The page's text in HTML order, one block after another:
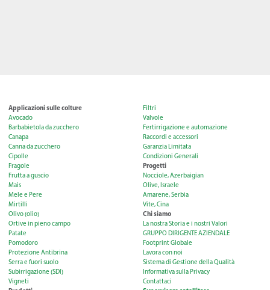
Applicazioni sulle colture
Avocado
Barbabietola da zucchero
Canapa
Canna da zucchero
Cipolle
Fragole
Frutta a guscio
Mais
Mele e Pere
Mirtilli
Olivo (olio)
Ortive in pieno campo
Patate
Pomodoro
Protezione Antibrina
Serra e fuori suolo
Subirrigazione (SDI)
Vigneti
Filtri
Valvole
Fertirrigazione e automazione
Raccordi e accessori
Garanzia Limitata
Condizioni Generali
Progetti
Nocciole, Azerbaigian
Olive, Israele
Amarene, Serbia
Vite, Cina
Chi siamo
La nostra Storia e i nostri Valori
GRUPPO DIRIGENTE AZIENDALE
Footprint Globale
Lavora con noi
Sistema di Gestione della Qualità
Informativa sulla Privacy
Contattaci